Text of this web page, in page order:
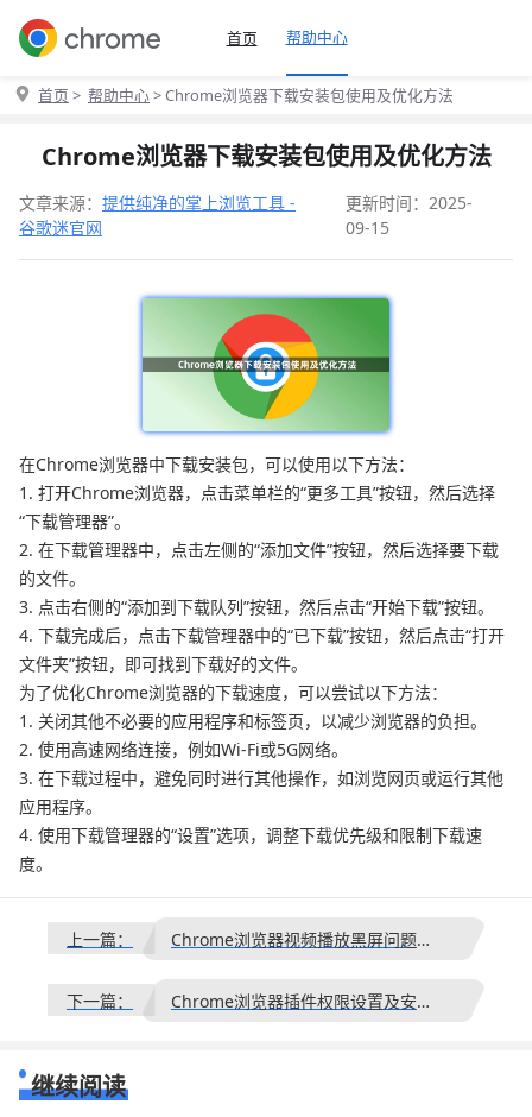
首页 帮助中心
首页 > 帮助中心> Chrome浏览器下载安装包使用及优化方法
Chrome浏览器下载安装包使用及优化方法
文章来源： 提供纯净的掌上浏览工具 -
谷歌迷官网
更新时间：2025-
09-15
在Chrome浏览器中下载安装包，可以使用以下方法：
1. 打开Chrome浏览器，点击菜单栏的“更多工具”按钮，然后选择
“下载管理器”。
2. 在下载管理器中，点击左侧的“添加文件”按钮，然后选择要下载
的文件。
3. 点击右侧的“添加到下载队列”按钮，然后点击“开始下载”按钮。
4. 下载完成后，点击下载管理器中的“已下载”按钮，然后点击“打开
文件夹”按钮，即可找到下载好的文件。
为了优化Chrome浏览器的下载速度，可以尝试以下方法：
1. 关闭其他不必要的应用程序和标签页，以减少浏览器的负担。
2. 使用高速网络连接，例如Wi-Fi或5G网络。
3. 在下载过程中，避免同时进行其他操作，如浏览网页或运行其他
应用程序。
4. 使用下载管理器的“设置”选项，调整下载优先级和限制下载速
度。
上一篇： Chrome浏览器视频播放黑屏问题排查与修复
下一篇： Chrome浏览器插件权限设置及安全防护操作实操教程
继续阅读